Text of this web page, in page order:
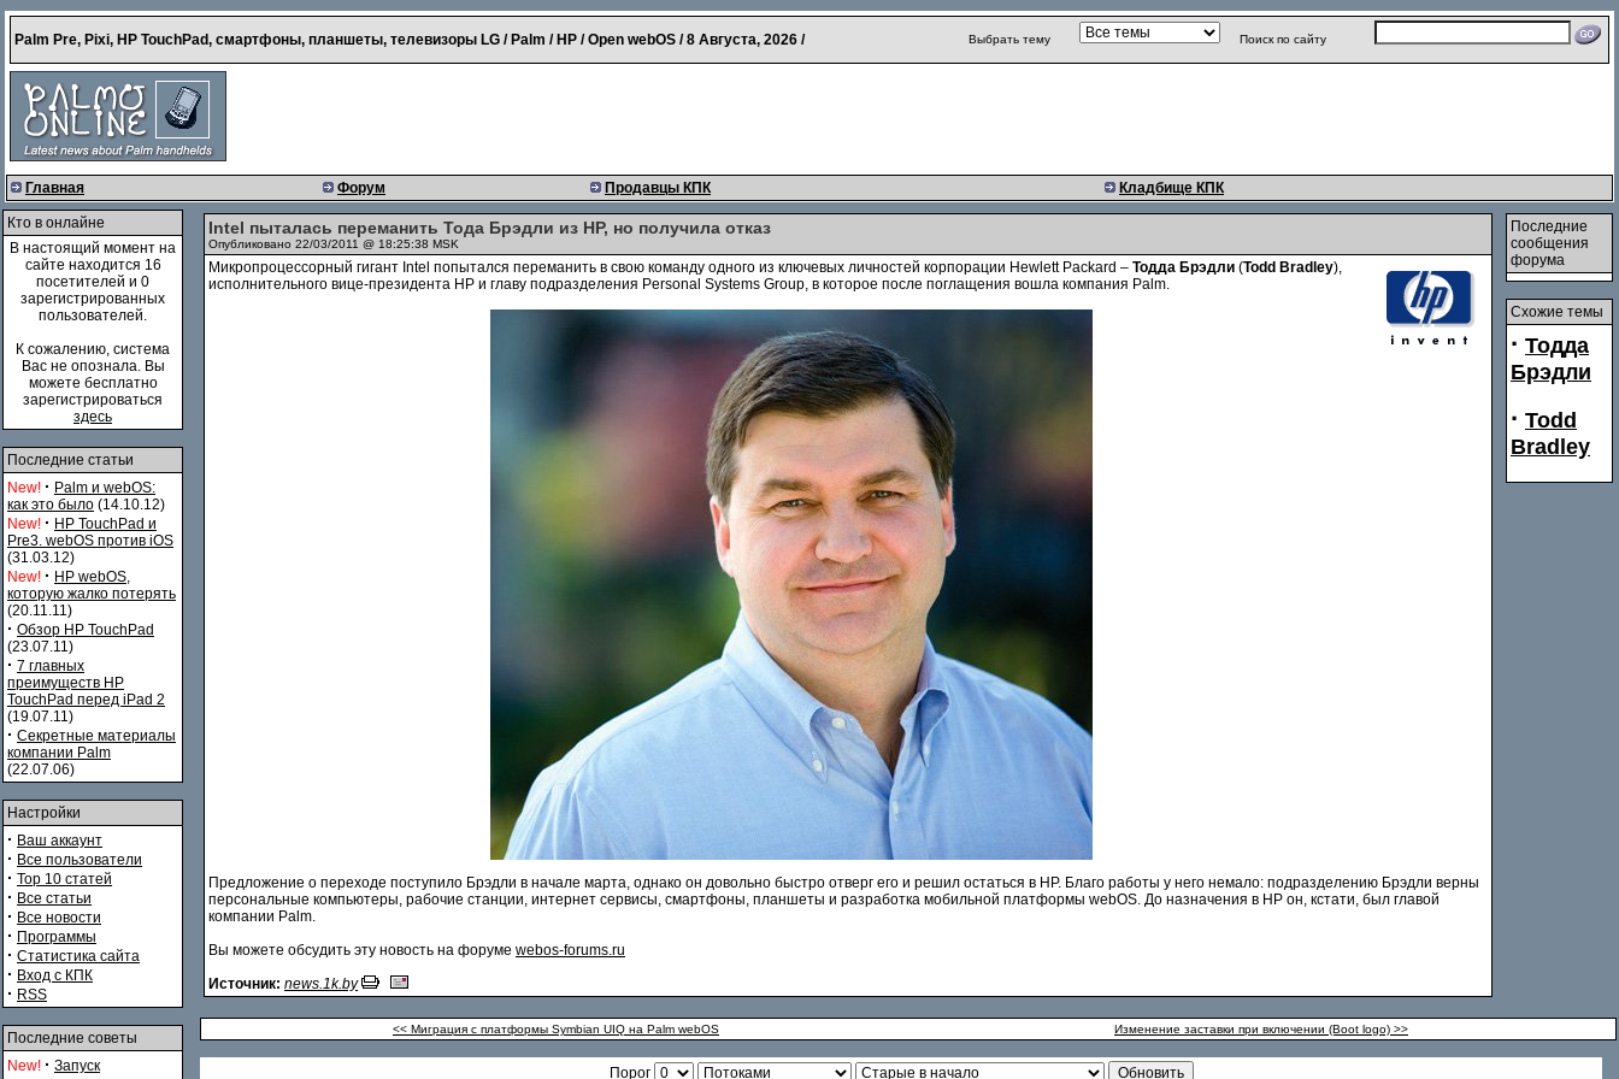
Palm Pre, Pixi, HP TouchPad, смартфоны, планшеты, телевизоры LG / Palm / HP / Open webOS /8 Августа, 2026 / Выбрать тему Поиск по сайту
Главная Форум Продавцы КПК Кладбище КПК
Кто в онлайне
В настоящий момент на
сайте находится 16
посетителей и 0
зарегистрированных
пользователей.
К сожалению, система
Вас не опознала. Вы
можете бесплатно
зарегистрироваться
здесь
Последние статьи
New! · Palm и webOS:
как это было (14.10.12)
New! · HP TouchPad и
Pre3. webOS против iOS
(31.03.12)
New! · HP webOS,
которую жалко потерять
(20.11.11)
· Обзор HP TouchPad
(23.07.11)
· 7 главных
преимуществ HP
TouchPad перед iPad 2
(19.07.11)
· Секретные материалы
компании Palm
(22.07.06)
Настройки
· Ваш аккаунт
· Все пользователи
· Top 10 статей
· Все статьи
· Все новости
· Программы
· Статистика сайта
· Вход с КПК
· RSS
Последние советы
New! · Запуск
Intel пыталась переманить Тода Брэдли из HP, но получила отказ
Опубликовано 22/03/2011 @ 18:25:38 MSK
Микропроцессорный гигант Intel попытался переманить в свою команду одного из ключевых личностей корпорации Hewlett Packard – Тодда Брэдли (Todd Bradley),
исполнительного вице-президента HP и главу подразделения Personal Systems Group, в которое после поглащения вошла компания Palm.
Предложение о переходе поступило Брэдли в начале марта, однако он довольно быстро отверг его и решил остаться в HP. Благо работы у него немало: подразделению Брэдли верны
персональные компьютеры, рабочие станции, интернет сервисы, смартфоны, планшеты и разработка мобильной платформы webOS. До назначения в HP он, кстати, был главой
компании Palm.
Вы можете обсудить эту новость на форуме webos-forums.ru
Источник: news.1k.by
Последние
сообщения
форума
Схожие темы
· Тодда
Брэдли
· Todd
Bradley
<< Миграция с платформы Symbian UIQ на Palm webOS Изменение заставки при включении (Boot logo) >>
Порог